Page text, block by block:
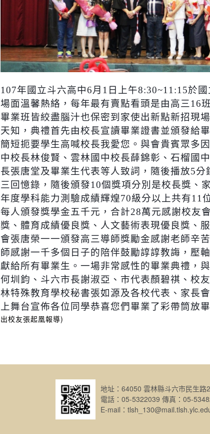
107年國立斗六高中6月 1 日上午8:30~11:15於
場面溫馨熱絡，每年最有賣點看頭是由高三16
畢業班皆絞盡腦汁也保密到家使出新點新招現
天知，典禮首先由校長宣讀畢業證書並頒發給
簡短扼要學生高喊校長我愛您。與會貴賓眾多
中校長林俊賢、雲林國中校長薛錦彰、石榴國
長張唐堂及畢業生代表等人致詞，隨後播放5分
三回憶錄，隨後頒發10個獎項分別是校長獎、
年度學科能力測驗成績輝煌70級分以上共有11
每人頒發獎學金五千元，合計28萬元感謝校友
獎、體育成績優良獎、人文藝術表現優良獎、
會張唐榮一一頒發高三導師獎勵金感謝老師辛
師感謝一千多個日子的陪伴鼓勵諄諄教誨，壓
獻給所有畢業生。一場非常感性的畢業典禮，
何圳鈞、斗六市長謝淑亞、市代表顏碧祺、校
林特殊教育學校秘書張如源及各校代表、家長
上舞台宣佈各位同學恭喜您們畢業了彩帶筒放
出校友張起凰報導)
地址：64050 雲林縣斗六市民生路
電話：05-5322039 傳真：05-
E-mail：